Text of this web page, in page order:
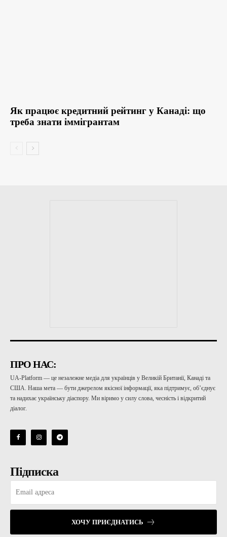
Як працює кредитний рейтинг у Канаді: що
треба знати іммігрантам
ПРО НАС:
UA-Platform — це незалежне медіа для українців у Великій Британії, Канаді та
США. Наша мета — бути джерелом якісної інформації, яка підтримує, об’єднує
та надихає українську діаспору. Ми віримо у силу слова, чесність і відкритий
діалог.
Підписка
ХОЧУ ПРИЄДНАТИСЬ